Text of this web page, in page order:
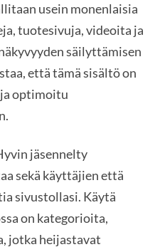
usein monenlaisia
tuotesivuja, videoita ja
säilyttämisen
että tämä sisältö on
optimoitu
jäsennelty
sekä käyttäjien että
sivustollasi. Käytä
on kategorioita,
jotka heijastavat